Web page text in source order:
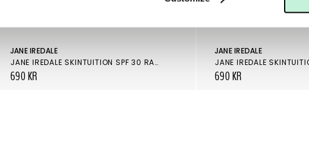
JANE IREDALE
JANE IREDALE SKINTUITION SPF 30 RADIANCE BOOSTING LIQUID FOUNDATION 50 MEDIUM DARK
690 KR
JANE IREDALE
690 KR